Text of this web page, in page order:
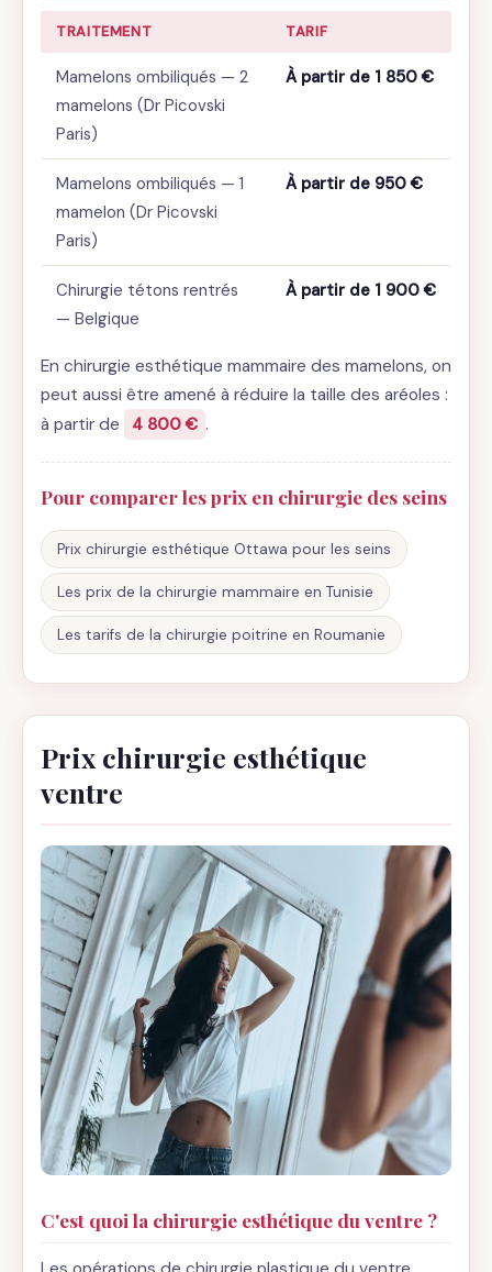
TRAITEMENT TARIF
Mamelons ombiliqués — 2
mamelons (Dr Picovski
Paris)
À partir de 1 850 €
Mamelons ombiliqués — 1
mamelon (Dr Picovski
Paris)
À partir de 950 €
Chirurgie tétons rentrés
— Belgique
À partir de 1 900 €
En chirurgie esthétique mammaire des mamelons, on
peut aussi être amené à réduire la taille des aréoles :
à partir de
4 800 € .
Pour comparer les prix en chirurgie des seins
Prix chirurgie esthétique Ottawa pour les seins
Les prix de la chirurgie mammaire en Tunisie
Les tarifs de la chirurgie poitrine en Roumanie
Prix chirurgie esthétique
ventre
C'est quoi la chirurgie esthétique du ventre ?